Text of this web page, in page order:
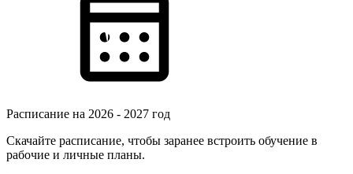
Расписание на 2026 - 2027 год
Скачайте расписание, чтобы заранее встроить обучение в
рабочие и личные планы.